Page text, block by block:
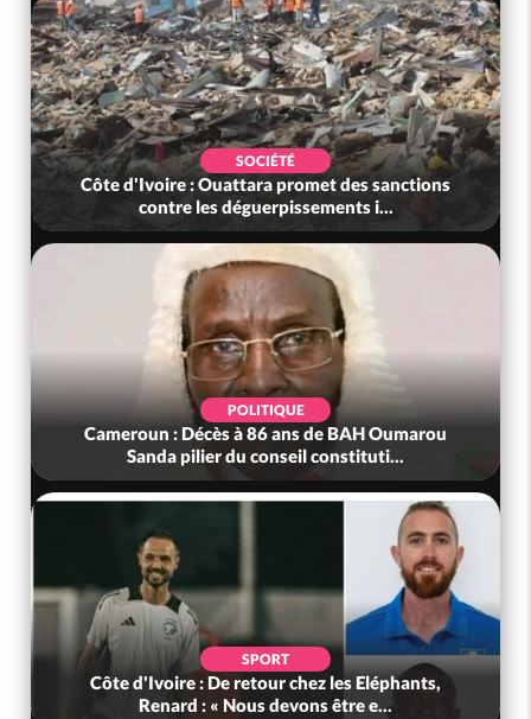
SOCIÉTÉ
Côte d'Ivoire : Ouattara promet des sanctions
contre les déguerpissements i...
POLITIQUE
Cameroun : Décès à 86 ans de BAH Oumarou
Sanda pilier du conseil constituti...
SPORT
Côte d'Ivoire : De retour chez les Eléphants,
Renard : « Nous devons être e...